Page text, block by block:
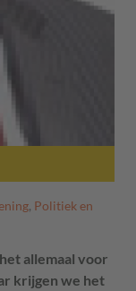
, Politiek en
allemaal voor
krijgen we het